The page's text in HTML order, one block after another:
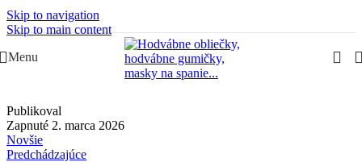
Skip to navigation
Skip to main content
Slovenská rodinná značka – Juraj & Monika
Menu
Publikoval
Zapnuté 2. marca 2026
Novšie
Predchádzajúce